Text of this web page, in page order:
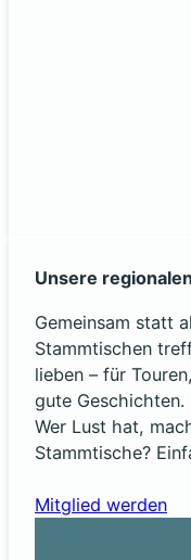
Unsere
Gemeinsam statt
Stammtischen
lieben – für
gute Geschichten.
Wer Lust hat,
Stammtische?
Mitglied werden